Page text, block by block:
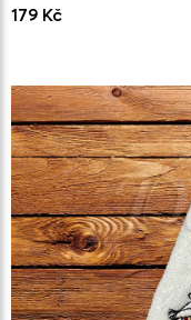
179 Kč